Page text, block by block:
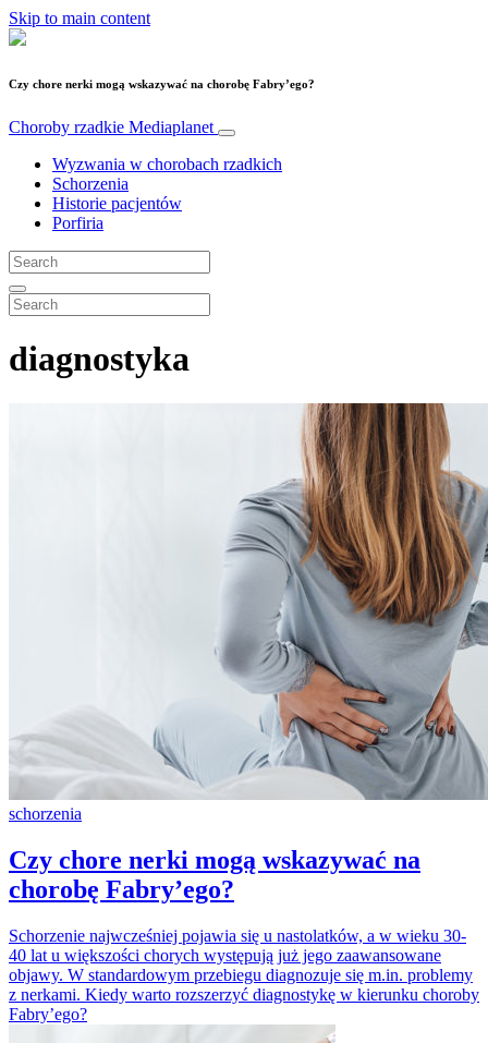
Skip to main content
Czy chore nerki mogą wskazywać na chorobę Fabry’ego?
Choroby rzadkie Mediaplanet
Wyzwania w chorobach rzadkich
Schorzenia
Historie pacjentów
Porfiria
diagnostyka
schorzenia
Czy chore nerki mogą wskazywać na
chorobę Fabry’ego?
Schorzenie najwcześniej pojawia się u nastolatków, a w wieku 30-
40 lat u większości chorych występują już jego zaawansowane
objawy. W standardowym przebiegu diagnozuje się m.in. problemy
z nerkami. Kiedy warto rozszerzyć diagnostykę w kierunku choroby
Fabry’ego?